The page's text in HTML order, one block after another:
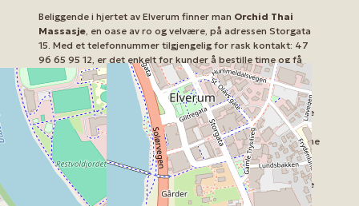
Beliggende i hjertet av Elverum finner man Orchid Thai
Massasje, en oase av ro og velvære, på adressen Storgata
15. Med et telefonnummer tilgjengelig for rask kontakt: 47
96 65 95 12, er det enkelt for kunder å bestille time og få
svar på spørsmål.
Hos Orchid Thai Massasje kan kundene finne et bredt
spekter av massasjebehandlinger, skreddersydd for å møte
individuelle behov og preferanser. De er kjent for å
kombinere tradisjonelle thailandske teknikker med moderne
praksiser for å sikre en grundig og tilfredsstillende
opplevelse. Hvermassøseer opplært i kunnskap om
kroppens trykkpunkter og hvordan man effektivt kan lindre
stress og muskelspenninger.